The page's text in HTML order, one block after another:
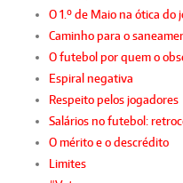
O 1.º de Maio na ótica do
Caminho para o
O futebol por quem o
Espiral negativa
Respeito pelos jogadores
Salários no futebol:
O mérito e o descrédito
Limites